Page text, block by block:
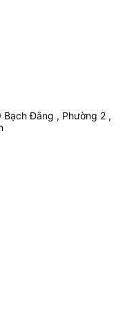
Bạch Đằng , Phường 2 ,